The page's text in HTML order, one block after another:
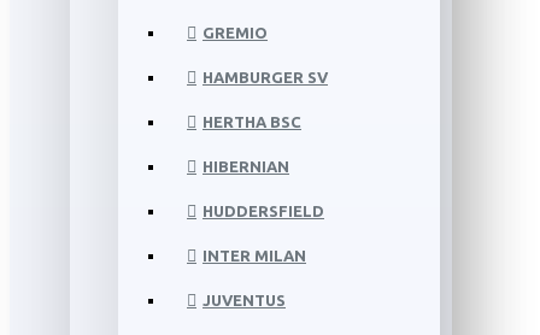
GREMIO
HAMBURGER SV
HERTHA BSC
HIBERNIAN
HUDDERSFIELD
INTER MILAN
JUVENTUS